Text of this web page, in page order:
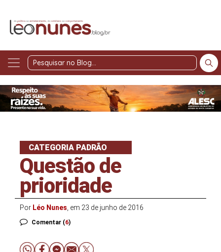
Pesquisar
Blog
CATEGORIA PADRÃO
Questão de
prioridade
Por Léo Nunes , em 23 de junho de 2016
Comentar (6)